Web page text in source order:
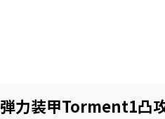
弾力装甲Torment1凸